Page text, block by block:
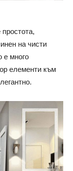
на чисти
е много
елементи към